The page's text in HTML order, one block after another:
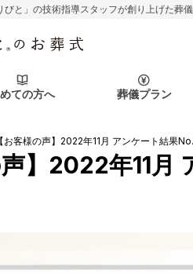
と」の技術指導スタッフが創り上げた葬儀
ての方へ
初めての方へ
葬儀プラン
東京都
ご葬儀事例
葬儀の知識
初めての方へ
スタッフ一覧
東京都
札幌市
ご葬儀事例
葬儀の知識
【お客様の声】2022年11月 アンケート結果
声】2022年11月